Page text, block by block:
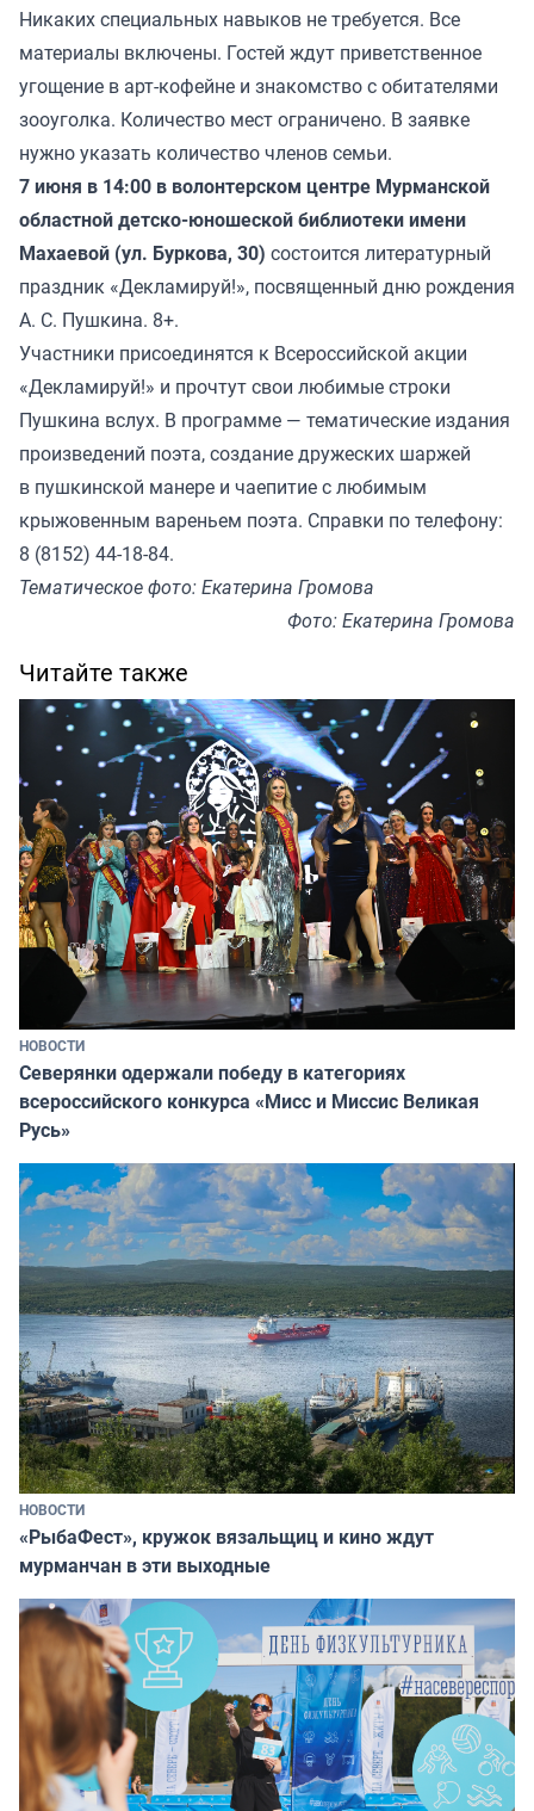
Никаких специальных навыков не требуется. Все
материалы включены. Гостей ждут приветственное
угощение в арт-кофейне и знакомство с обитателями
зооуголка. Количество мест ограничено. В заявке
нужно указать количество членов семьи.
7 июня в 14:00 в волонтерском центре Мурманской
областной детско-юношеской библиотеки имени
Махаевой (ул. Буркова, 30) состоится литературный
праздник «Декламируй!», посвященный дню рождения
А. С. Пушкина. 8+.
Участники присоединятся к Всероссийской акции
«Декламируй!» и прочтут свои любимые строки
Пушкина вслух. В программе — тематические издания
произведений поэта, создание дружеских шаржей
в пушкинской манере и чаепитие с любимым
крыжовенным вареньем поэта. Справки по телефону:
8 (8152) 44-18-84.
Тематическое фото: Екатерина Громова
Фото: Екатерина Громова
Читайте также
НОВОСТИ
Северянки одержали победу в категориях
всероссийского конкурса «Мисс и Миссис Великая
Русь»
НОВОСТИ
«РыбаФест», кружок вязальщиц и кино ждут
мурманчан в эти выходные